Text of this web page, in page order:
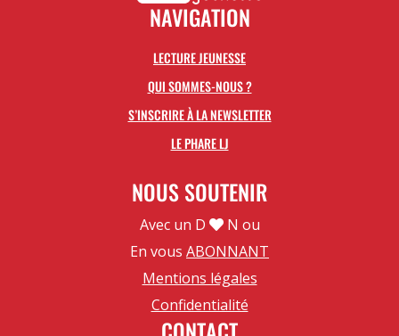
NAVIGATION
LECTURE JEUNESSE
QUI SOMMES-NOUS ?
S’INSCRIRE À LA NEWSLETTER
LE PHARE LJ
NOUS SOUTENIR
Avec un D
N ou
En vous ABONNANT
Mentions légales
Confidentialité